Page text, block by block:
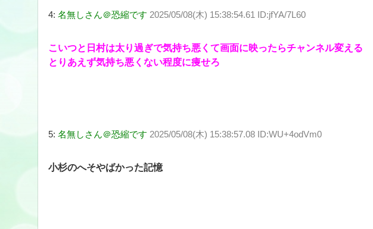
4: 名無しさん＠恐縮です 2025/05/08(木) 15:38:54.61 ID:jfYA/7L60
こいつと日村は太り過ぎで気持ち悪くて画面に映ったらチャンネル変える
とりあえず気持ち悪くない程度に痩せろ
5: 名無しさん＠恐縮です 2025/05/08(木) 15:38:57.08 ID:WU+4odVm0
小杉のへそやばかった記憶